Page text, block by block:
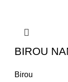
BIROU
Birou